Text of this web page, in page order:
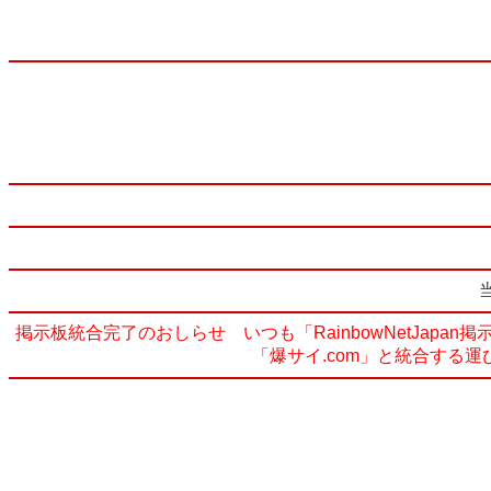
掲示板統合完了のおしらせ いつも「RainbowNetJapan掲
「爆サイ.com」と統合する